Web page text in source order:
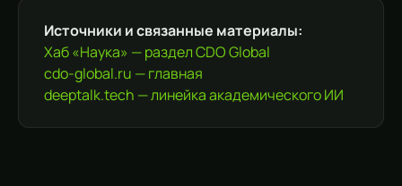
Источники и связанные материалы:
Хаб «Наука» — раздел CDO Global
cdo-global.ru — главная
deeptalk.tech — линейка академического ИИ